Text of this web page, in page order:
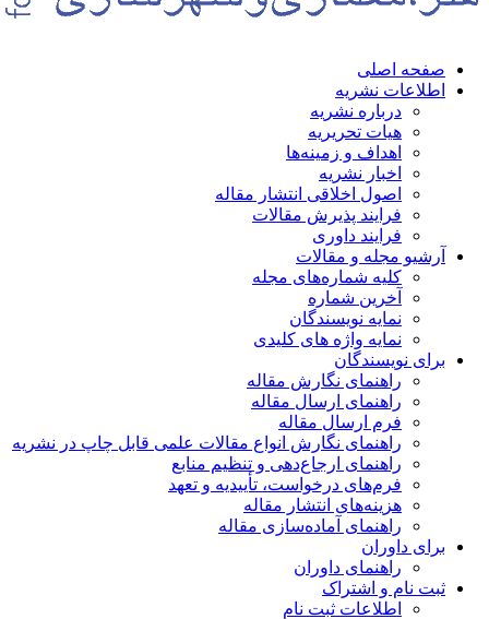
اصلی
نشریه
درباره نشریه
هیات تحریریه
اهداف و زمینه‌ها
اخبار نشریه
اصول اخلاقی انتشار مقاله
فرایند پذیرش مقالات
فرایند داوری
مجله و مقالات
کلیه شماره‌های مجله
آخرین شماره
نمایه نویسندگان
نمایه واژه های کلیدی
نویسندگان
راهنمای نگارش مقاله
راهنمای ارسال مقاله
فرم ارسال مقاله
راهنمای نگارش انواع مقالات علمی قابل چاپ در نشریه
راهنمای ارجاع‌دهی و تنظیم منابع
فرم‌های درخواست، تأییدیه و تعهد
هزینه‌های انتشار مقاله
راهنمای آماده‌سازی مقاله
داوران
راهنمای داوران
نام و اشتراک
اطلاعات ثبت نام